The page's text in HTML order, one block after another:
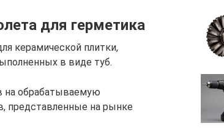
для герметика
керамической плитки,
в виде туб.
на обрабатываемую
представленные на рынке